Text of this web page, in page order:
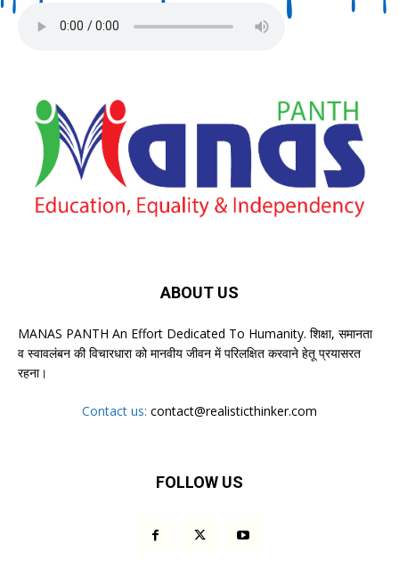
ABOUT US
MANAS PANTH An Effort Dedicated To Humanity. शिक्षा, समानता
व स्वावलंबन की विचारधारा को मानवीय जीवन में परिलक्षित करवाने हेतू प्रयासरत
रहना।
Contact us: contact@realisticthinker.com
FOLLOW US